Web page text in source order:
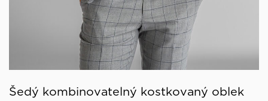
Šedý kombinovatelný kostkovaný oblek